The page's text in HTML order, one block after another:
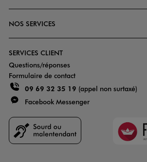
NOS SERVICES
SERVICES CLIENT
Questions/réponses
Formulaire de contact
09 69 32 35 19 (appel non surtaxé)
Facebook Messenger
Faciliti